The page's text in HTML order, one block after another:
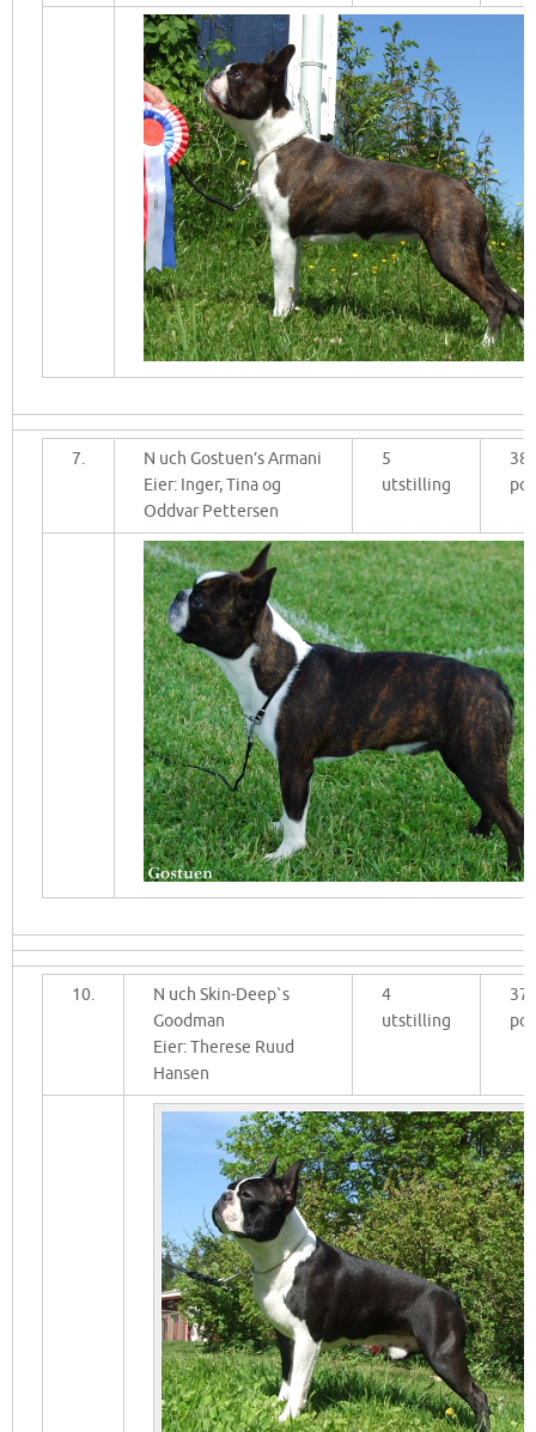
7.
N uch Gostuen’s Armani
Eier: Inger, Tina og
Oddvar Pettersen
5
utstilling
38
10.
N uch Skin-Deep`s
Goodman
Eier: Therese Ruud
Hansen
4
utstilling
37